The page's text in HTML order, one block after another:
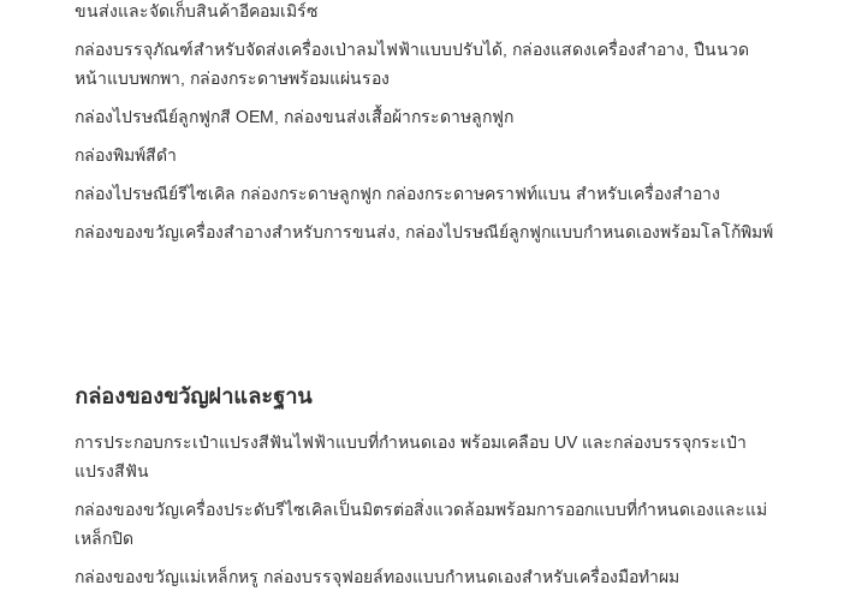
ขนส่งและจัดเก็บสินค้าอีคอมเมิร์ซ
กล่องบรรจุภัณฑ์สำหรับจัดส่งเครื่องเป่าลมไฟฟ้าแบบปรับได้, กล่องแสดงเครื่องสำอาง, ปืนนวด
หน้าแบบพกพา, กล่องกระดาษพร้อมแผ่นรอง
กล่องไปรษณีย์ลูกฟูกสี OEM, กล่องขนส่งเสื้อผ้ากระดาษลูกฟูก
กล่องพิมพ์สีดํา
กล่องไปรษณีย์รีไซเคิล กล่องกระดาษลูกฟูก กล่องกระดาษคราฟท์แบน สำหรับเครื่องสำอาง
กล่องของขวัญเครื่องสำอางสำหรับการขนส่ง, กล่องไปรษณีย์ลูกฟูกแบบกำหนดเองพร้อมโลโก้พิมพ์
กล่องของขวัญฝาและฐาน
การประกอบกระเป๋าแปรงสีฟันไฟฟ้าแบบที่กําหนดเอง พร้อมเคลือบ UV และกล่องบรรจุกระเป๋า
แปรงสีฟัน
กล่องของขวัญเครื่องประดับรีไซเคิลเป็นมิตรต่อสิ่งแวดล้อมพร้อมการออกแบบที่กำหนดเองและแม่
เหล็กปิด
กล่องของขวัญแม่เหล็กหรู กล่องบรรจุฟอยล์ทองแบบกําหนดเองสําหรับเครื่องมือทําผม